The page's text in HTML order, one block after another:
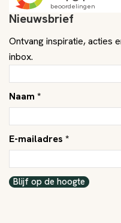
Nieuwsbrief
Ontvang inspiratie, acties
inbox.
Naam *
E-mailadres *
Blijf op de hoogte